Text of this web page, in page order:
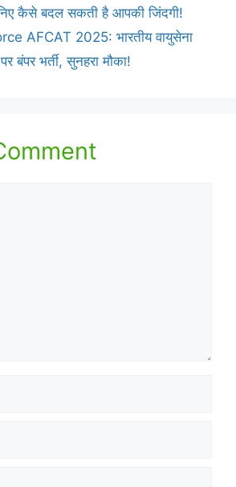
कैसे बदल सकती है आपकी जिंदगी!
AFCAT 2025: भारतीय वायुसेना
बंपर भर्ती, सुनहरा मौका!